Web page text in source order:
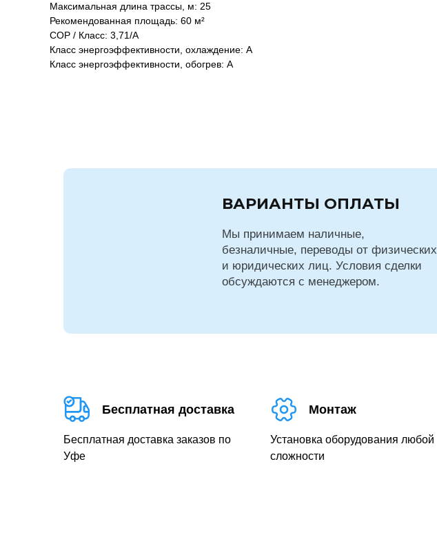
Максимальная длина трассы, м: 25
Рекомендованная площадь: 60 м²
COP / Класс: 3,71/A
Класс энергоэффективности, охлаждение: A
Класс энергоэффективности, обогрев: A
Мы принимаем наличные,
безналичные, переводы от физических
и юридических лиц. Условия сделки
обсуждаются с менеджером.
ВАРИАНТЫ ОПЛАТЫ
Бесплатная доставка
Бесплатная доставка заказов по
Уфе
Монтаж
Установка оборудования любой
сложности